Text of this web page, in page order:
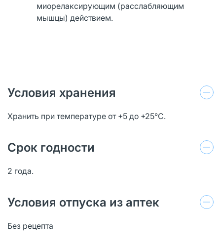
миорелаксирующим (расслабляющим
мышцы) действием.
Условия хранения
Хранить при температуре от +5 до +25°С.
Срок годности
2 года.
Условия отпуска из аптек
Без рецепта